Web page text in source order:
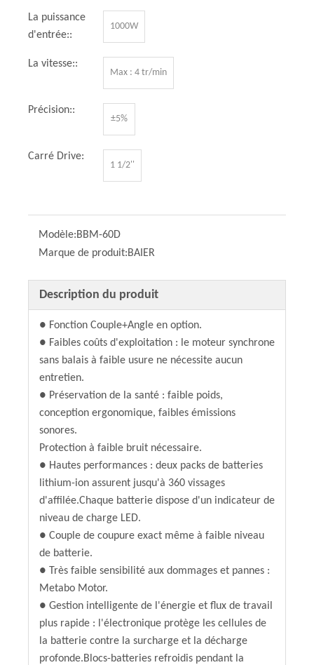
La puissance
d'entrée::
1000W
La vitesse::
Max : 4 tr/min
Précision::
±5%
Carré Drive:
1 1/2''
Modèle:BBM-60D
Marque de produit:BAIER
Description du produit
● Fonction Couple+Angle en option.
● Faibles coûts d'exploitation : le moteur synchrone
sans balais à faible usure ne nécessite aucun
entretien.
● Préservation de la santé : faible poids,
conception ergonomique, faibles émissions
sonores.
Protection à faible bruit nécessaire.
● Hautes performances : deux packs de batteries
lithium-ion assurent jusqu'à 360 vissages
d'affilée.Chaque batterie dispose d'un indicateur de
niveau de charge LED.
● Couple de coupure exact même à faible niveau
de batterie.
● Très faible sensibilité aux dommages et pannes :
Metabo Motor.
● Gestion intelligente de l'énergie et flux de travail
plus rapide : l'électronique protège les cellules de
la batterie contre la surcharge et la décharge
profonde.Blocs-batteries refroidis pendant la